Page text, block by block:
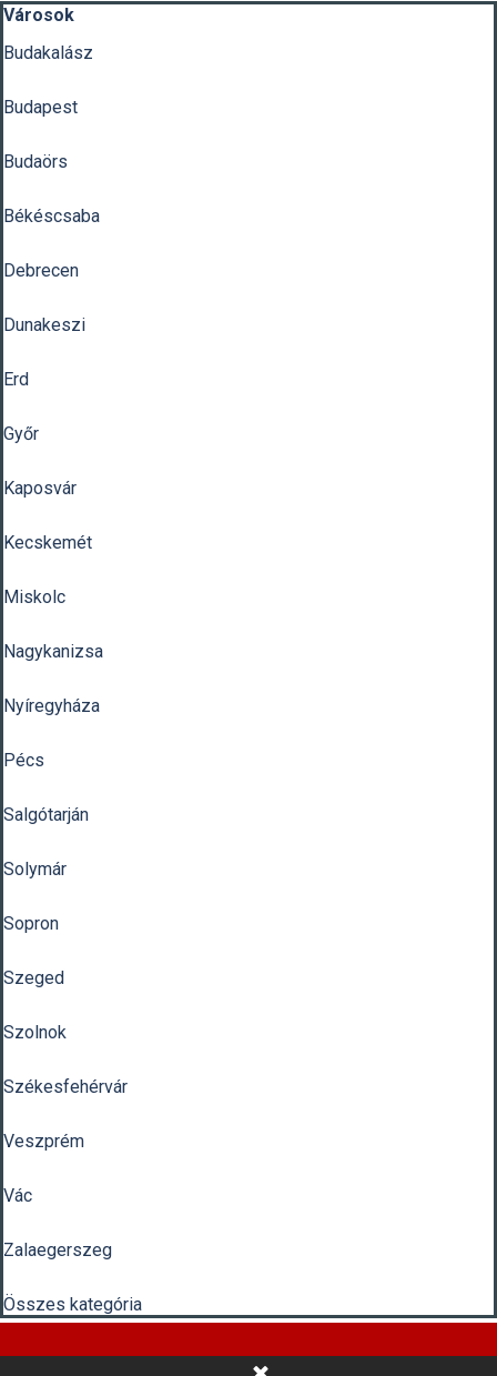
Kihagy blokk Városok
Városok
Budakalász
Budapest
Budaörs
Békéscsaba
Debrecen
Dunakeszi
Erd
Győr
Kaposvár
Kecskemét
Miskolc
Nagykanizsa
Nyíregyháza
Pécs
Salgótarján
Solymár
Sopron
Szeged
Szolnok
Székesfehérvár
Veszprém
Vác
Zalaegerszeg
Összes kategória